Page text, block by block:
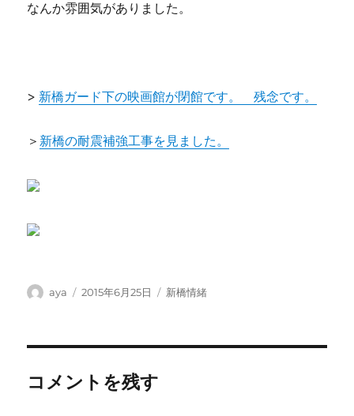
なんか雰囲気がありました。
> 新橋ガード下の映画館が閉館です。 残念です。
＞ 新橋の耐震補強工事を見ました。
投
aya
投
2015年6月25日
カ
新橋情緒
コメントを残す